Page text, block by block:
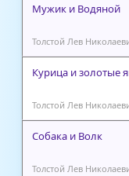
Мужик и Водяной
Толстой Лев
Курица и золотые
Толстой Лев
Собака и Волк
Толстой Лев